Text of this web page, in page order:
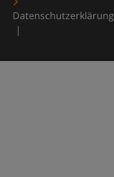
Datenschutzerklärung